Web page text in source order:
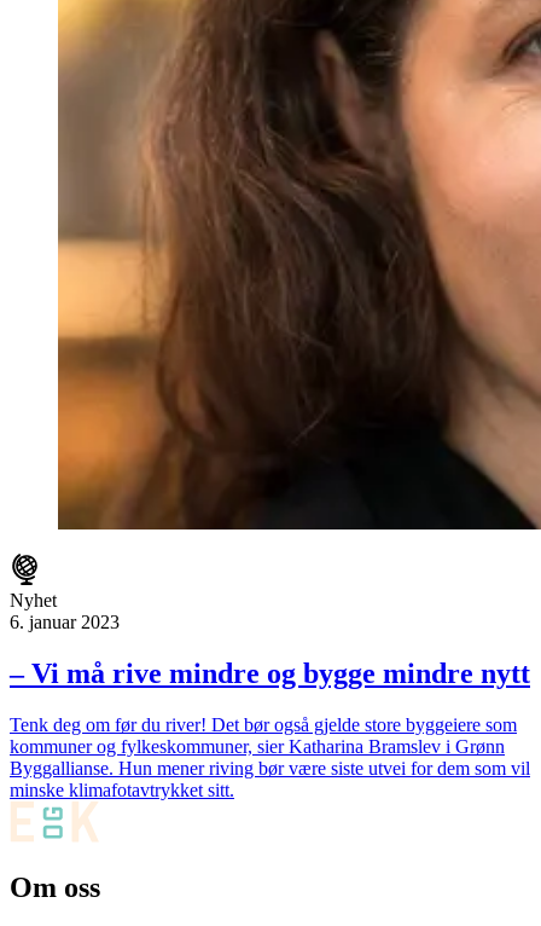
Nyhet
6. januar 2023
– Vi må rive mindre og bygge mindre nytt
Tenk deg om før du river! Det bør også gjelde store byggeiere som
kommuner og fylkeskommuner, sier Katharina Bramslev i Grønn
Byggallianse. Hun mener riving bør være siste utvei for dem som vil
minske klimafotavtrykket sitt.
Om oss